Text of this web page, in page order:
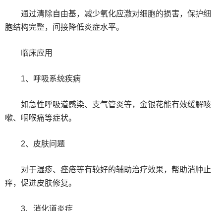
通过清除自由基，减少氧化应激对细胞的损害，保护细
胞结构完整，间接降低炎症水平。
临床应用
1、呼吸系统疾病
如急性呼吸道感染、支气管炎等，金银花能有效缓解咳
嗽、咽喉痛等症状。
2、皮肤问题
对于湿疹、痤疮等有较好的辅助治疗效果，帮助消肿止
痒，促进皮肤修复。
3、消化道炎症